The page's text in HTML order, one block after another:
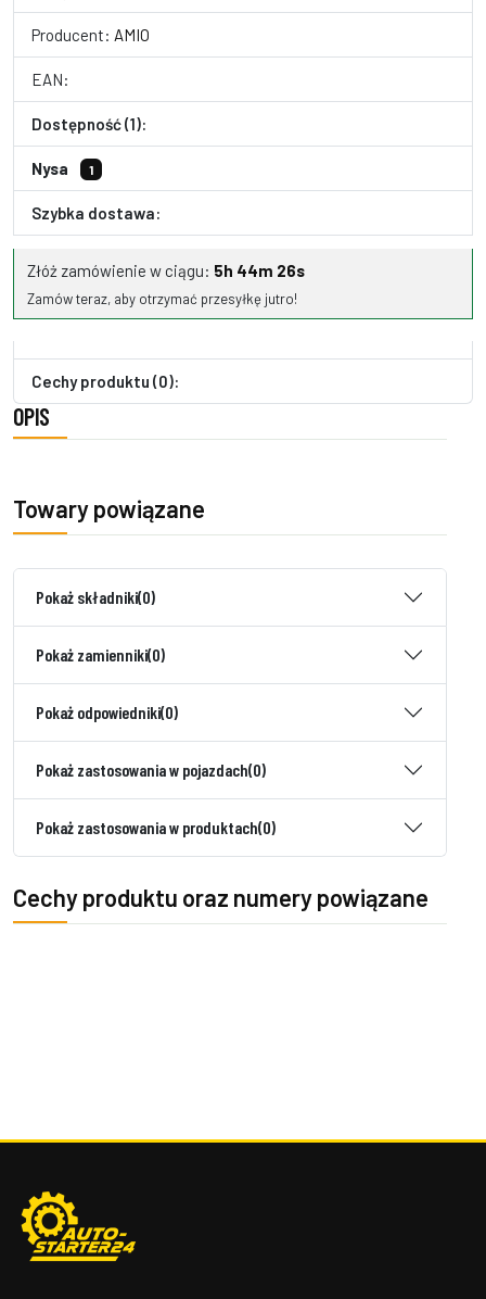
Producent: AMIO
EAN:
Dostępność (1):
Nysa 1
Szybka dostawa:
Złóż zamówienie w ciągu: 5h 44m 25s
Zamów teraz, aby otrzymać przesyłkę jutro!
Cechy produktu (0):
OPIS
Towary powiązane
Pokaż składniki(0)
Pokaż zamienniki(0)
Pokaż odpowiedniki(0)
Pokaż zastosowania w pojazdach(0)
Pokaż zastosowania w produktach(0)
Cechy produktu oraz numery powiązane